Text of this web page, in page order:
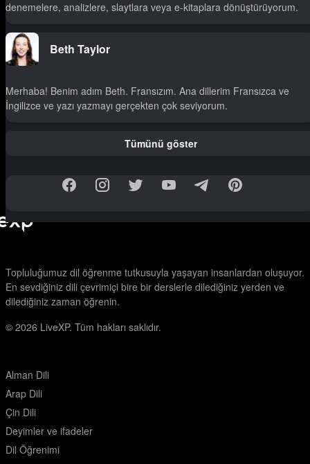
denemelere, analizlere, slaytlara veya e-kitaplara dönüştürüyorum.
Beth Taylor
Merhaba! Benim adım Beth. Fransızım. Ana dillerim Fransızca ve
İngilizce ve yazı yazmayı gerçekten çok seviyorum.
Tümünü göster
Topluluğumuz dil öğrenme tutkusuyla yaşayan insanlardan oluşuyor.
En sevdiğiniz dili çevrimiçi bire bir derslerle dilediğiniz yerden ve
dilediğiniz zaman öğrenin.
© 2026 LiveXP. Tüm hakları saklıdır.
Alman Dili
Arap Dili
Çin Dili
Deyimler ve ifadeler
Dil Öğrenimi